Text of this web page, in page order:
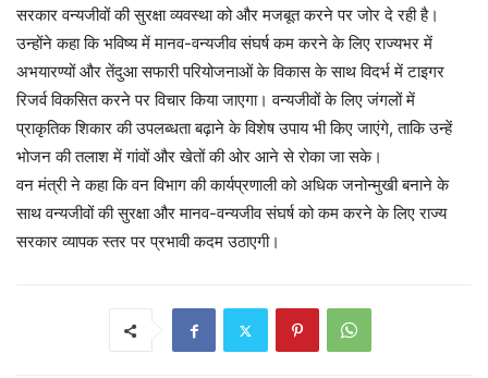
सरकार वन्यजीवों की सुरक्षा व्यवस्था को और मजबूत करने पर जोर दे रही है।
उन्होंने कहा कि भविष्य में मानव-वन्यजीव संघर्ष कम करने के लिए राज्यभर में
अभयारण्यों और तेंदुआ सफारी परियोजनाओं के विकास के साथ विदर्भ में टाइगर
रिजर्व विकसित करने पर विचार किया जाएगा। वन्यजीवों के लिए जंगलों में
प्राकृतिक शिकार की उपलब्धता बढ़ाने के विशेष उपाय भी किए जाएंगे, ताकि उन्हें
भोजन की तलाश में गांवों और खेतों की ओर आने से रोका जा सके।
वन मंत्री ने कहा कि वन विभाग की कार्यप्रणाली को अधिक जनोन्मुखी बनाने के
साथ वन्यजीवों की सुरक्षा और मानव-वन्यजीव संघर्ष को कम करने के लिए राज्य
सरकार व्यापक स्तर पर प्रभावी कदम उठाएगी।